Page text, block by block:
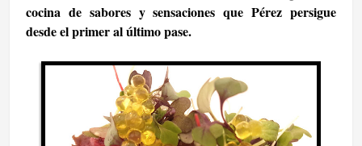
cocina de sabores y sensaciones que Pérez persigue
desde el primer al último pase.